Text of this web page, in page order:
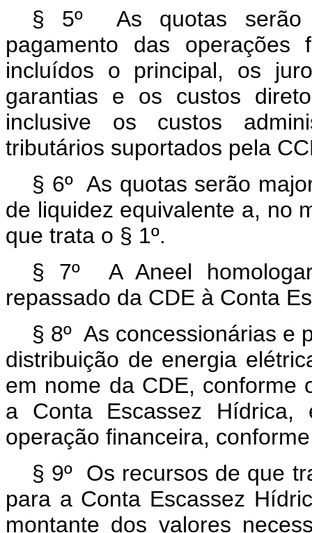
§ 5º As quotas serão
pagamento das
incluídos o principal, os
garantias e os custos
inclusive os custos
tributários suportados pela
§ 6º As quotas serão
de liquidez equivalente a, no
que trata o § 1º.
§ 7º A Aneel
repassado da CDE à Conta
§ 8º As concessionárias e
distribuição de energia
em nome da CDE, conforme
a Conta Escassez
operação financeira,
§ 9º Os recursos de que
para a Conta Escassez
montante dos valores